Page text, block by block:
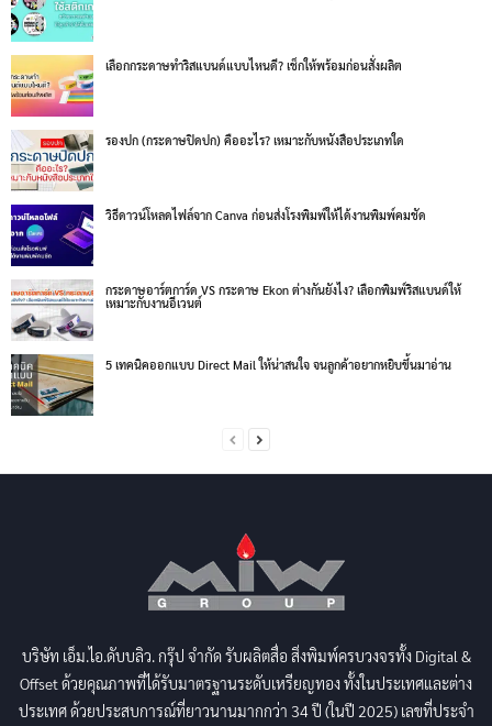
เลือกกระดาษทำริสแบนด์แบบไหนดี? เช็กให้พร้อมก่อนสั่งผลิต
รองปก (กระดาษปิดปก) คืออะไร? เหมาะกับหนังสือประเภทใด
วิธีดาวน์โหลดไฟล์จาก Canva ก่อนส่งโรงพิมพ์ให้ได้งานพิมพ์คมชัด
กระดาษอาร์ตการ์ด VS กระดาษ Ekon ต่างกันยังไง? เลือกพิมพ์ริสแบนด์ให้
เหมาะกับงานอีเวนต์
5 เทคนิคออกแบบ Direct Mail ให้น่าสนใจ จนลูกค้าอยากหยิบขึ้นมาอ่าน
บริษัท เอ็ม.ไอ.ดับบลิว. กรุ๊ป จำกัด รับผลิตสื่อ สิ่งพิมพ์ครบวงจรทั้ง Digital &
Offset ด้วยคุณภาพที่ได้รับมาตรฐานระดับเหรียญทอง ทั้งในประเทศและต่าง
ประเทศ ด้วยประสบการณ์ที่ยาวนานมากกว่า 34 ปี (ในปี 2025) เลขที่ประจำ